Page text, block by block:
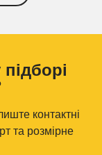
контактні
та розмірне